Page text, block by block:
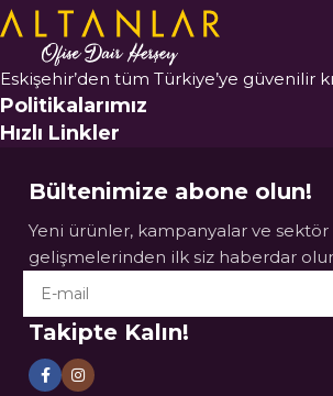
Eskişehir’den tüm Türkiye’ye güvenilir
Politikalarımız
Hızlı Linkler
Bültenimize abone olun!
Yeni ürünler, kampanyalar ve sektör
gelişmelerinden ilk siz haberdar
Takipte Kalın!